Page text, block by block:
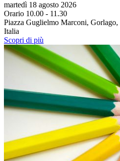
martedì 18 agosto 2026
Orario 10.00 - 11.30
Piazza Guglielmo Marconi,
Italia
Scopri di più